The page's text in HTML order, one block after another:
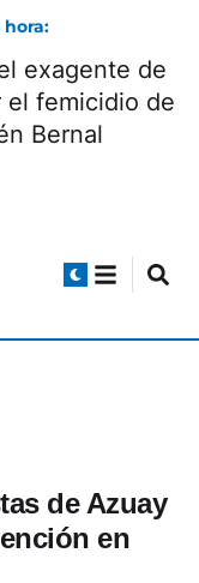
beneficios y
en